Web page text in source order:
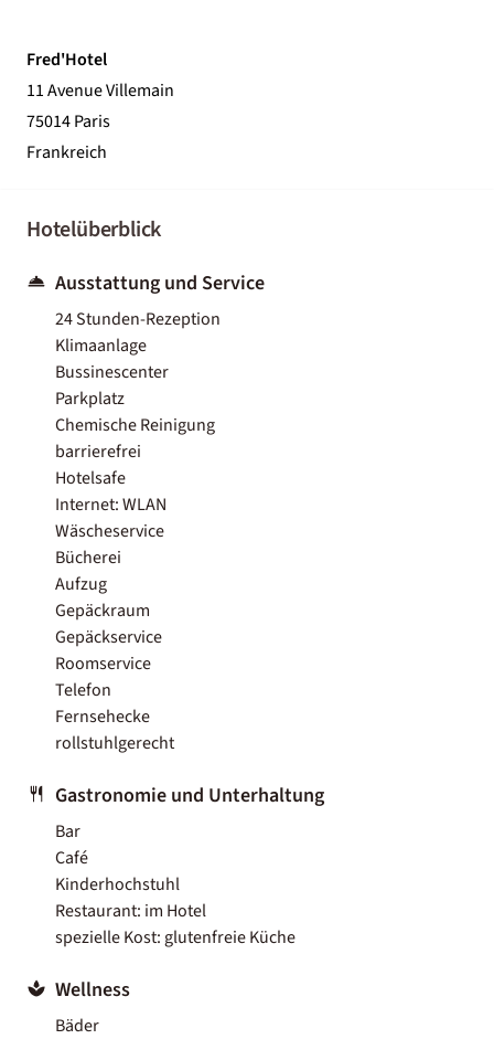
Fred'Hotel
11 Avenue Villemain
75014 Paris
Frankreich
Hotelüberblick
Ausstattung und Service
24 Stunden-Rezeption
Klimaanlage
Bussinescenter
Parkplatz
Chemische Reinigung
barrierefrei
Hotelsafe
Internet: WLAN
Wäscheservice
Bücherei
Aufzug
Gepäckraum
Gepäckservice
Roomservice
Telefon
Fernsehecke
rollstuhlgerecht
Gastronomie und Unterhaltung
Bar
Café
Kinderhochstuhl
Restaurant: im Hotel
spezielle Kost: glutenfreie Küche
Wellness
Bäder